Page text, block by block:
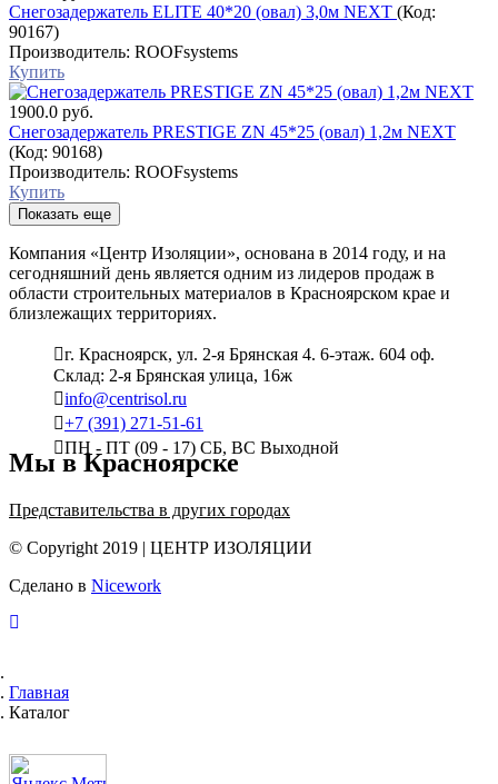
Снегозадержатель ELITE 40*20 (овал) 3,0м NEXT (Код:
90167)
Производитель: ROOFsystems
Купить
1900.0 руб.
Снегозадержатель PRESTIGE ZN 45*25 (овал) 1,2м NEXT
(Код: 90168)
Производитель: ROOFsystems
Купить
Показать еще
Компания «Центр Изоляции», основана в 2014 году, и на
сегодняшний день является одним из лидеров продаж в
области строительных материалов в Красноярском крае и
близлежащих территориях.
г. Красноярск, ул. 2-я Брянская 4. 6-этаж. 604 оф.
Склад: 2-я Брянская улица, 16ж
info@centrisol.ru
+7 (391) 271-51-61
ПН - ПТ (09 - 17) СБ, ВС Выходной
Мы в Красноярске
Представительства в других городах
© Copyright 2019 | ЦЕНТР ИЗОЛЯЦИИ
Сделано в Nicework
Главная
Каталог